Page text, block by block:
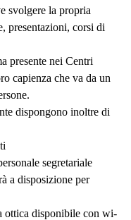
svolgere la propria
presentazioni, corsi di
presente nei Centri
capienza che va da un
dispongono inoltre di
segretariale
a disposizione per
ottica disponibile con wi-